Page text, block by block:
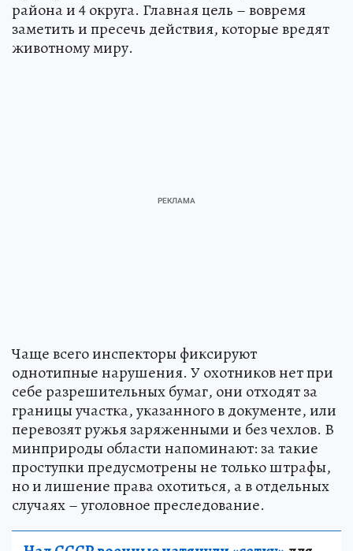
района и 4 округа. Главная цель – вовремя
заметить и пресечь действия, которые вредят
животному миру.
Чаще всего инспекторы фиксируют
однотипные нарушения. У охотников нет при
себе разрешительных бумаг, они отходят за
границы участка, указанного в документе, или
перевозят ружья заряженными и без чехлов. В
минприроды области напоминают: за такие
проступки предусмотрены не только штрафы,
но и лишение права охотиться, а в отдельных
случаях – уголовное преследование.